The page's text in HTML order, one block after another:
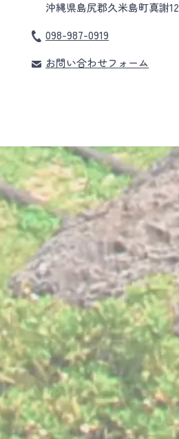
沖縄県島尻郡久米島町真謝12
098-987-0919
お問い合わせフォーム